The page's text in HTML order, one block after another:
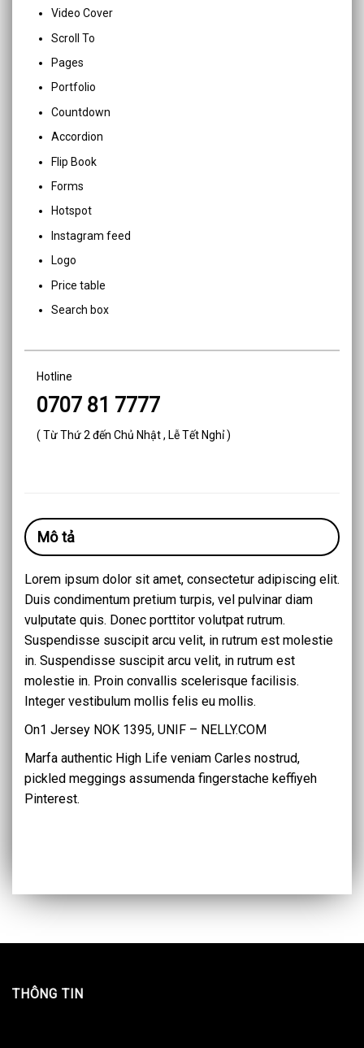
Video Cover
Scroll To
Pages
Portfolio
Countdown
Accordion
Flip Book
Forms
Hotspot
Instagram feed
Logo
Price table
Search box
Hotline
0707 81 7777
( Từ Thứ 2 đến Chủ Nhật , Lễ Tết Nghỉ )
Mô tả
Lorem ipsum dolor sit amet, consectetur adipiscing elit.
Duis condimentum pretium turpis, vel pulvinar diam
vulputate quis. Donec porttitor volutpat rutrum.
Suspendisse suscipit arcu velit, in rutrum est molestie
in. Suspendisse suscipit arcu velit, in rutrum est
molestie in. Proin convallis scelerisque facilisis.
Integer vestibulum mollis felis eu mollis.
On1 Jersey NOK 1395, UNIF – NELLY.COM
Marfa authentic High Life veniam Carles nostrud,
pickled meggings assumenda fingerstache keffiyeh
Pinterest.
THÔNG TIN